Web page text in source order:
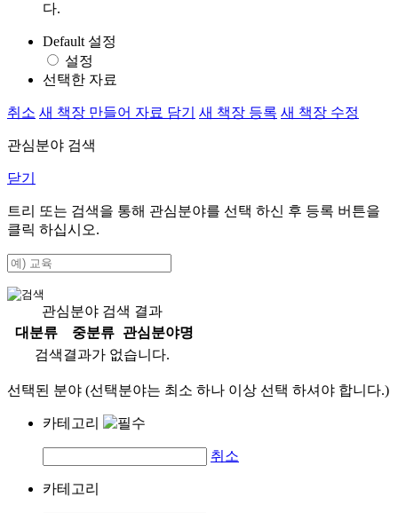
다.
Default 설정
설정
선택한 자료
취소 새 책장 만들어 자료 담기 새 책장 등록 새 책장 수정
관심분야 검색
닫기
트리 또는 검색을 통해 관심분야를 선택 하신 후 등록 버튼을
클릭 하십시오.
관심분야 검색 결과
대분류
중분류
관심분야명
검색결과가 없습니다.
선택된 분야 (선택분야는 최소 하나 이상 선택 하셔야 합니다.)
카테고리
취소
카테고리